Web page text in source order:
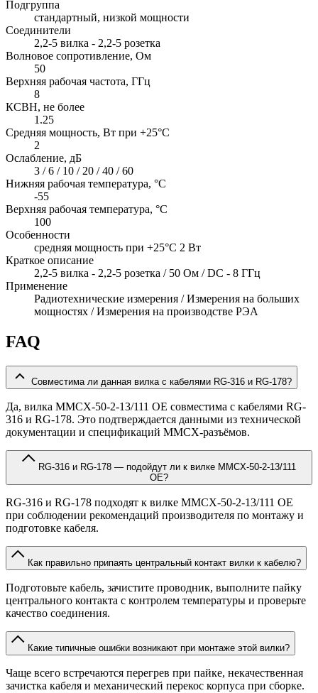
Подгруппа
стандартный, низкой мощности
Соединители
2,2-5 вилка - 2,2-5 розетка
Волновое сопротивление, Ом
50
Верхняя рабочая частота, ГГц
8
КСВН, не более
1.25
Средняя мощность, Вт при +25°C
2
Ослабление, дБ
3 / 6 / 10 / 20 / 40 / 60
Нижняя рабочая температура, °C
-55
Верхняя рабочая температура, °C
100
Особенности
cредняя мощность при +25°C 2 Вт
Краткое описание
2,2-5 вилка - 2,2-5 розетка / 50 Ом / DC - 8 ГГц
Применение
Радиотехнические измерения / Измерения на больших
мощностях / Измерения на производстве РЭА
FAQ
Совместима ли данная вилка с кабелями RG-316 и RG-178?
Да, вилка MMCX-50-2-13/111 OE совместима с кабелями RG-
316 и RG-178. Это подтверждается данными из технической
документации и спецификаций MMCX-разъёмов.
OE?
RG-316 и RG-178 подходят к вилке MMCX-50-2-13/111 OE
при соблюдении рекомендаций производителя по монтажу и
подготовке кабеля.
Как правильно припаять центральный контакт вилки к кабелю?
Подготовьте кабель, зачистите проводник, выполните пайку
центрального контакта с контролем температуры и проверьте
качество соединения.
Какие типичные ошибки возникают при монтаже этой вилки?
Чаще всего встречаются перегрев при пайке, некачественная
зачистка кабеля и механический перекос корпуса при сборке.